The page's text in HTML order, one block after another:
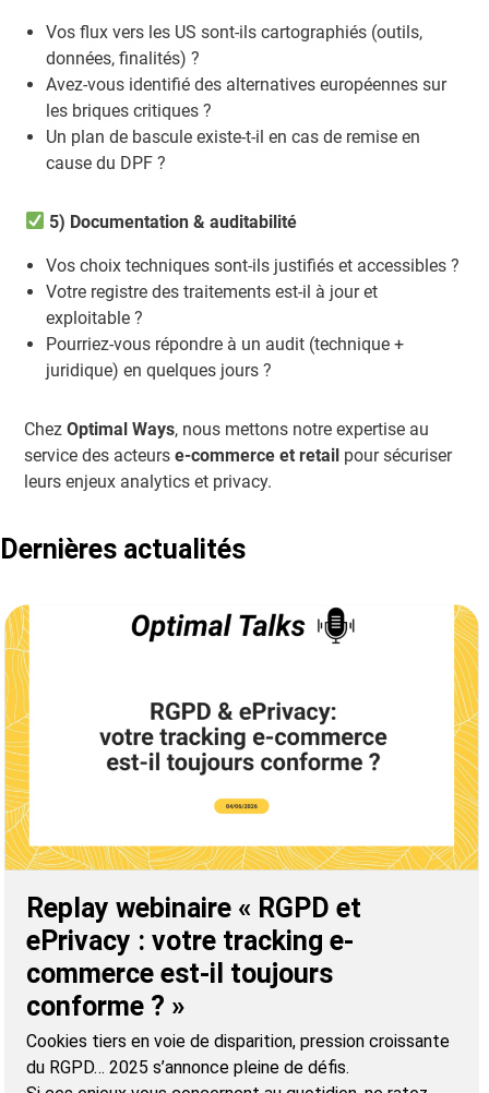
Vos flux vers les US sont-ils cartographiés (outils,
données, finalités) ?
Avez-vous identifié des alternatives européennes sur
les briques critiques ?
Un plan de bascule existe-t-il en cas de remise en
cause du DPF ?
5) Documentation & auditabilité
Vos choix techniques sont-ils justifiés et accessibles ?
Votre registre des traitements est-il à jour et
exploitable ?
Pourriez-vous répondre à un audit (technique +
juridique) en quelques jours ?
ChezOptimal Ways, nous mettons notre expertise au
service des acteurse-commerce et retail pour sécuriser
leurs enjeux analytics et privacy.
Dernières actualités
Replay webinaire « RGPD et
ePrivacy : votre tracking e-
commerce est-il toujours
conforme ? »
Cookies tiers en voie de disparition, pression croissante
du RGPD… 2025 s’annonce pleine de défis.